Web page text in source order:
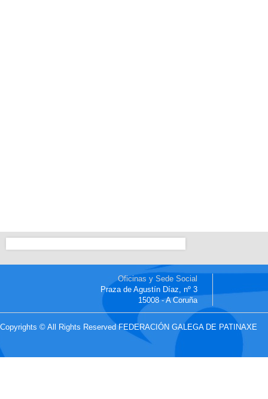
Oficinas y Sede Social
Praza de Agustín Díaz, nº 3
15008 - A Coruña
Copyrights © All Rights Reserved FEDERACIÓN GALEGA DE PATINAXE